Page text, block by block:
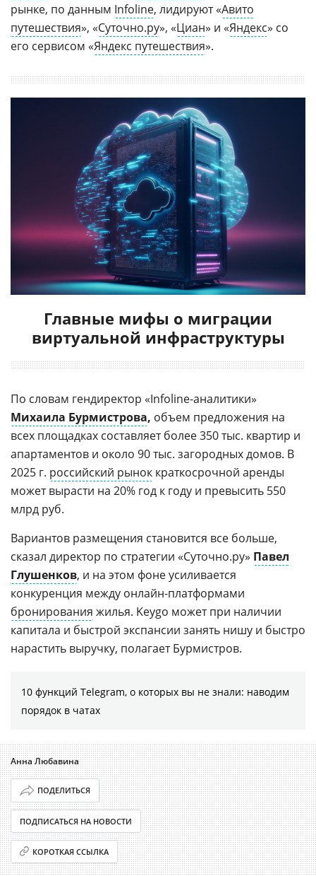
рынке, по данным Infoline, лидируют «Авито
путешествия», «Суточно.ру», «Циан» и «Яндекс» со
его сервисом «Яндекс путешествия».
Главные мифы о миграции
виртуальной инфраструктуры
По словам гендиректор «Infoline-аналитики»
Михаила Бурмистрова, объем предложения на
всех площадках составляет более 350 тыс. квартир и
апартаментов и около 90 тыс. загородных домов. В
2025 г. российский рынок краткосрочной аренды
может вырасти на 20% год к году и превысить 550
млрд руб.
Вариантов размещения становится все больше,
сказал директор по стратегии «Суточно.ру» Павел
Глушенков, и на этом фоне усиливается
конкуренция между онлайн-платформами
бронирования жилья. Keygo может при наличии
капитала и быстрой экспансии занять нишу и быстро
нарастить выручку, полагает Бурмистров.
10 функций Telegram, о которых вы не знали: наводим
порядок в чатах
Анна Любавина
ПОДЕЛИТЬСЯ
ПОДПИСАТЬСЯ НА НОВОСТИ
КОРОТКАЯ ССЫЛКА